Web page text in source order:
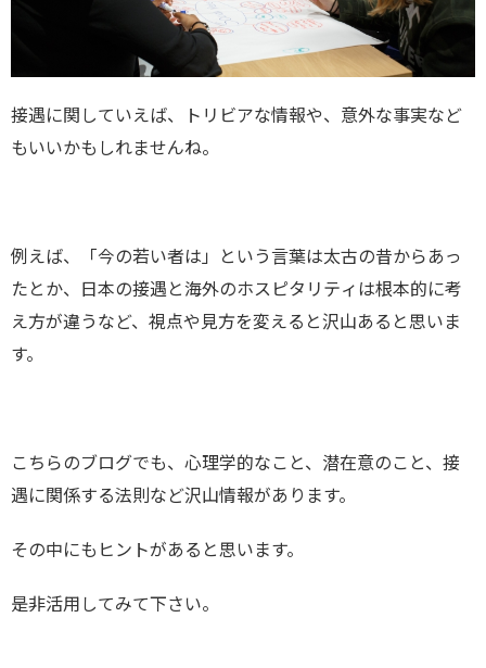
接遇に関していえば、トリビアな情報や、意外な事実など
もいいかもしれませんね。
例えば、「今の若い者は」という言葉は太古の昔からあっ
たとか、日本の接遇と海外のホスピタリティは根本的に考
え方が違うなど、視点や見方を変えると沢山あると思いま
す。
こちらのブログでも、心理学的なこと、潜在意のこと、接
遇に関係する法則など沢山情報があります。
その中にもヒントがあると思います。
是非活用してみて下さい。